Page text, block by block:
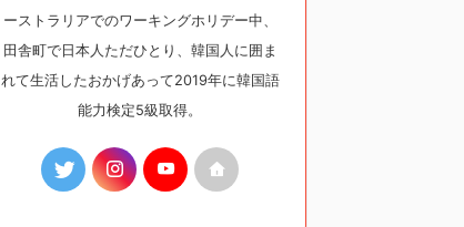
ーストラリアでのワーキングホリデー中、
田舎町で日本人ただひとり、韓国人に囲ま
れて生活したおかげあって2019年に韓国語
能力検定5級取得。